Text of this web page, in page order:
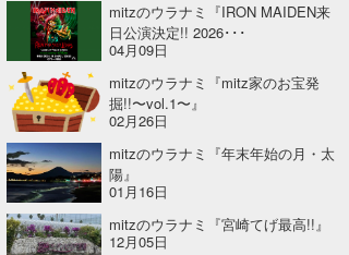
mitzのウラナミ『IRON MAIDEN来
日公演決定!! 2026･･･
04月09日
mitzのウラナミ『mitz家のお宝発
掘!!〜vol.1〜』
02月26日
mitzのウラナミ『年末年始の月・太
陽』
01月16日
mitzのウラナミ『宮崎てげ最高!!』
12月05日
まっきー
三輪予報士
小川予報士
上田純子
上條将美
唐澤予報士